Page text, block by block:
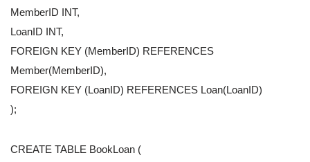
MemberID INT,
LoanID INT,
FOREIGN KEY (MemberID) REFERENCES
Member(MemberID),
FOREIGN KEY (LoanID) REFERENCES Loan(LoanID)
);
CREATE TABLE BookLoan (